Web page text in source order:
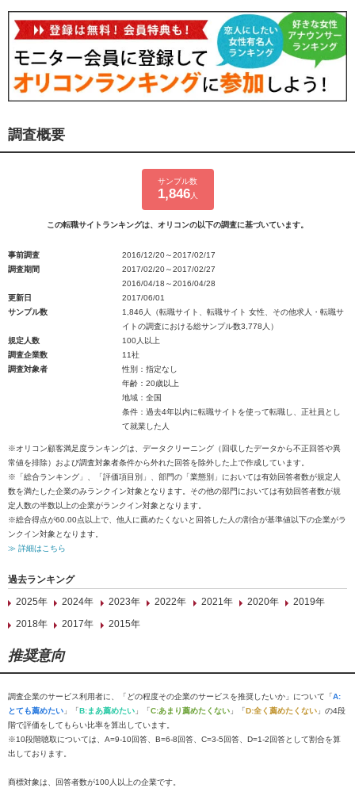
調査概要
サンプル数
1,846人
この転職サイトランキングは、オリコンの以下の調査に基づいています。
事前調査
2016/12/20～2017/02/17
調査期間
2017/02/20～2017/02/27
2016/04/18～2016/04/28
更新日
2017/06/01
サンプル数
1,846人（転職サイト、転職サイト 女性、その他求人・転職サ
イトの調査における総サンプル数3,778人）
規定人数
100人以上
調査企業数
11社
調査対象者
性別：指定なし
年齢：20歳以上
地域：全国
条件：過去4年以内に転職サイトを使って転職し、正社員とし
て就業した人
※オリコン顧客満足度ランキングは、データクリーニング（回収したデータから不正回答や異
常値を排除）および調査対象者条件から外れた回答を除外した上で作成しています。
※「総合ランキング」、「評価項目別」、部門の「業態別」においては有効回答者数が規定人
数を満たした企業のみランクイン対象となります。その他の部門においては有効回答者数が規
定人数の半数以上の企業がランクイン対象となります。
※総合得点が60.00点以上で、他人に薦めたくないと回答した人の割合が基準値以下の企業がラ
ンクイン対象となります。
≫ 詳細はこちら
過去ランキング
2025年
2024年 2023年 2022年 2021年 2020年
2019年
2018年
2017年 2015年
推奨意向
調査企業のサービス利用者に、「どの程度その企業のサービスを推奨したいか」について「A:
とても薦めたい 」「B:まあ薦めたい 」「C:あまり薦めたくない 」「D:全く薦めたくない 」の4段
階で評価をしてもらい比率を算出しています。
※10段階聴取については、A=9-10回答、B=6-8回答、C=3-5回答、D=1-2回答として割合を算
出しております。
商標対象は、回答者数が100人以上の企業です。